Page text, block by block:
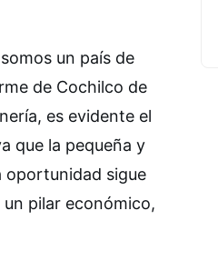
un país de
de Cochilco de
es evidente el
que la pequeña y
oportunidad sigue
pilar económico,